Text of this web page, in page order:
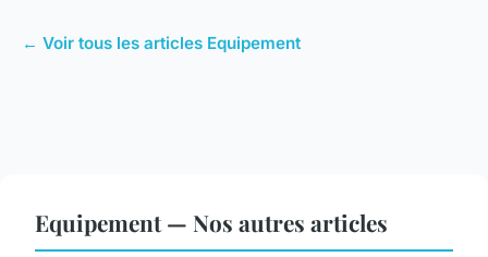
← Voir tous les articles Equipement
Equipement — Nos autres articles